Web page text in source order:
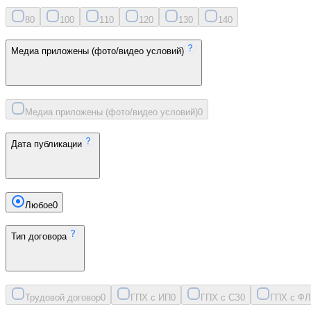
80 100 11 0 120 130 140
Медиа приложены (фото/видео условий)
Медиа приложены (фото/видео условий)0
Дата публикации
Любое0
Тип договора
Трудовой договор0 ГПХ с ИП0 ГПХ с СЗ0 ГПХ с ФЛ